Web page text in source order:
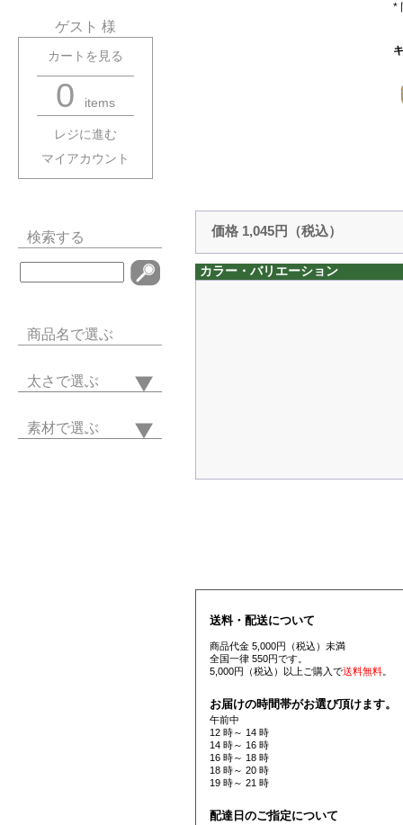
ゲスト 様
カートを見る
0 items
レジに進む
マイアカウント
検索する
商品名で選ぶ
太さで選ぶ
素材で選ぶ
*
価格 1,045円（税込）
カラー・バリエーション
送料・配送について
商品代金 5,000円（税込）未満
全国一律 550円です。
5,000円（税込）以上ご購入で送料無料。
お届けの時間帯がお選び頂けます。
午前中
12 時～ 14 時
14 時～ 16 時
16 時～ 18 時
18 時～ 20 時
19 時～ 21 時
配達日のご指定について